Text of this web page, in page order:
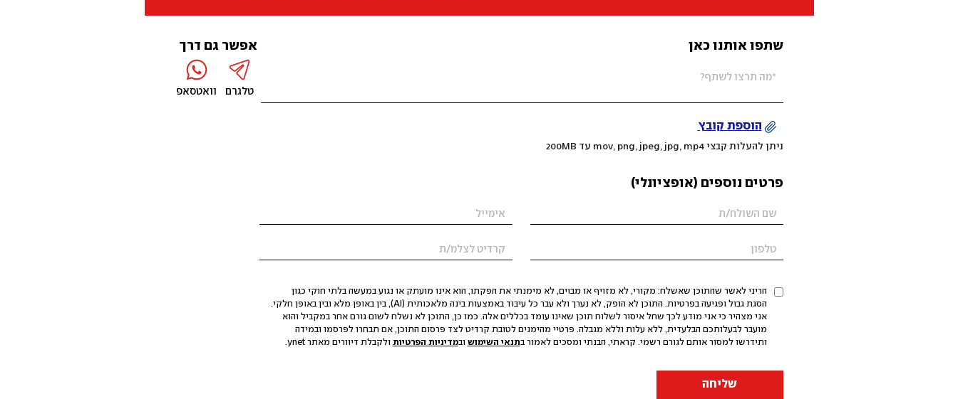
שתפו אותנו כאן
הוספת קובץ
ניתן להעלות קבצי mov, png, jpeg, jpg, mp4 עד 200MB
פרטים נוספים (אופציונלי)
הריני לאשר שהתוכן שאשלח: מקורי, לא מזויף או מבוים, לא מימנתי את הפקתו, הוא אינו מועתק או נגוע במעשה בלתי חוקי כגון
הסגת גבול ופגיעה בפרטיות. התוכן לא הופק, לא נערך ולא עבר כל עיבוד באמצעות בינה מלאכותית (AI), בין באופן מלא ובין באופן חלקי.
אני מצהיר כי אני מודע לכך שחל איסור לשלוח תוכן שאינו עומד בכללים אלה. כמו כן, התוכן לא נשלח לשום גורם אחר במקביל והוא
מועבר לבעלותכם הבלעדית, ללא עלות וללא מגבלה. פרטיי מהימנים לטובת קרדיט לצד פרסום התוכן, אם תבחרו לפרסמו ובמידה
ותידרשו למסור אותם לגורם רשמי. קראתי, הבנתי ומסכים לאמור בתנאי השימוש ובמדיניות הפרטיות ולקבלת דיוורים מאתר ynet.
שליחה
אפשר גם דרך
טלגרם וואטסאפ